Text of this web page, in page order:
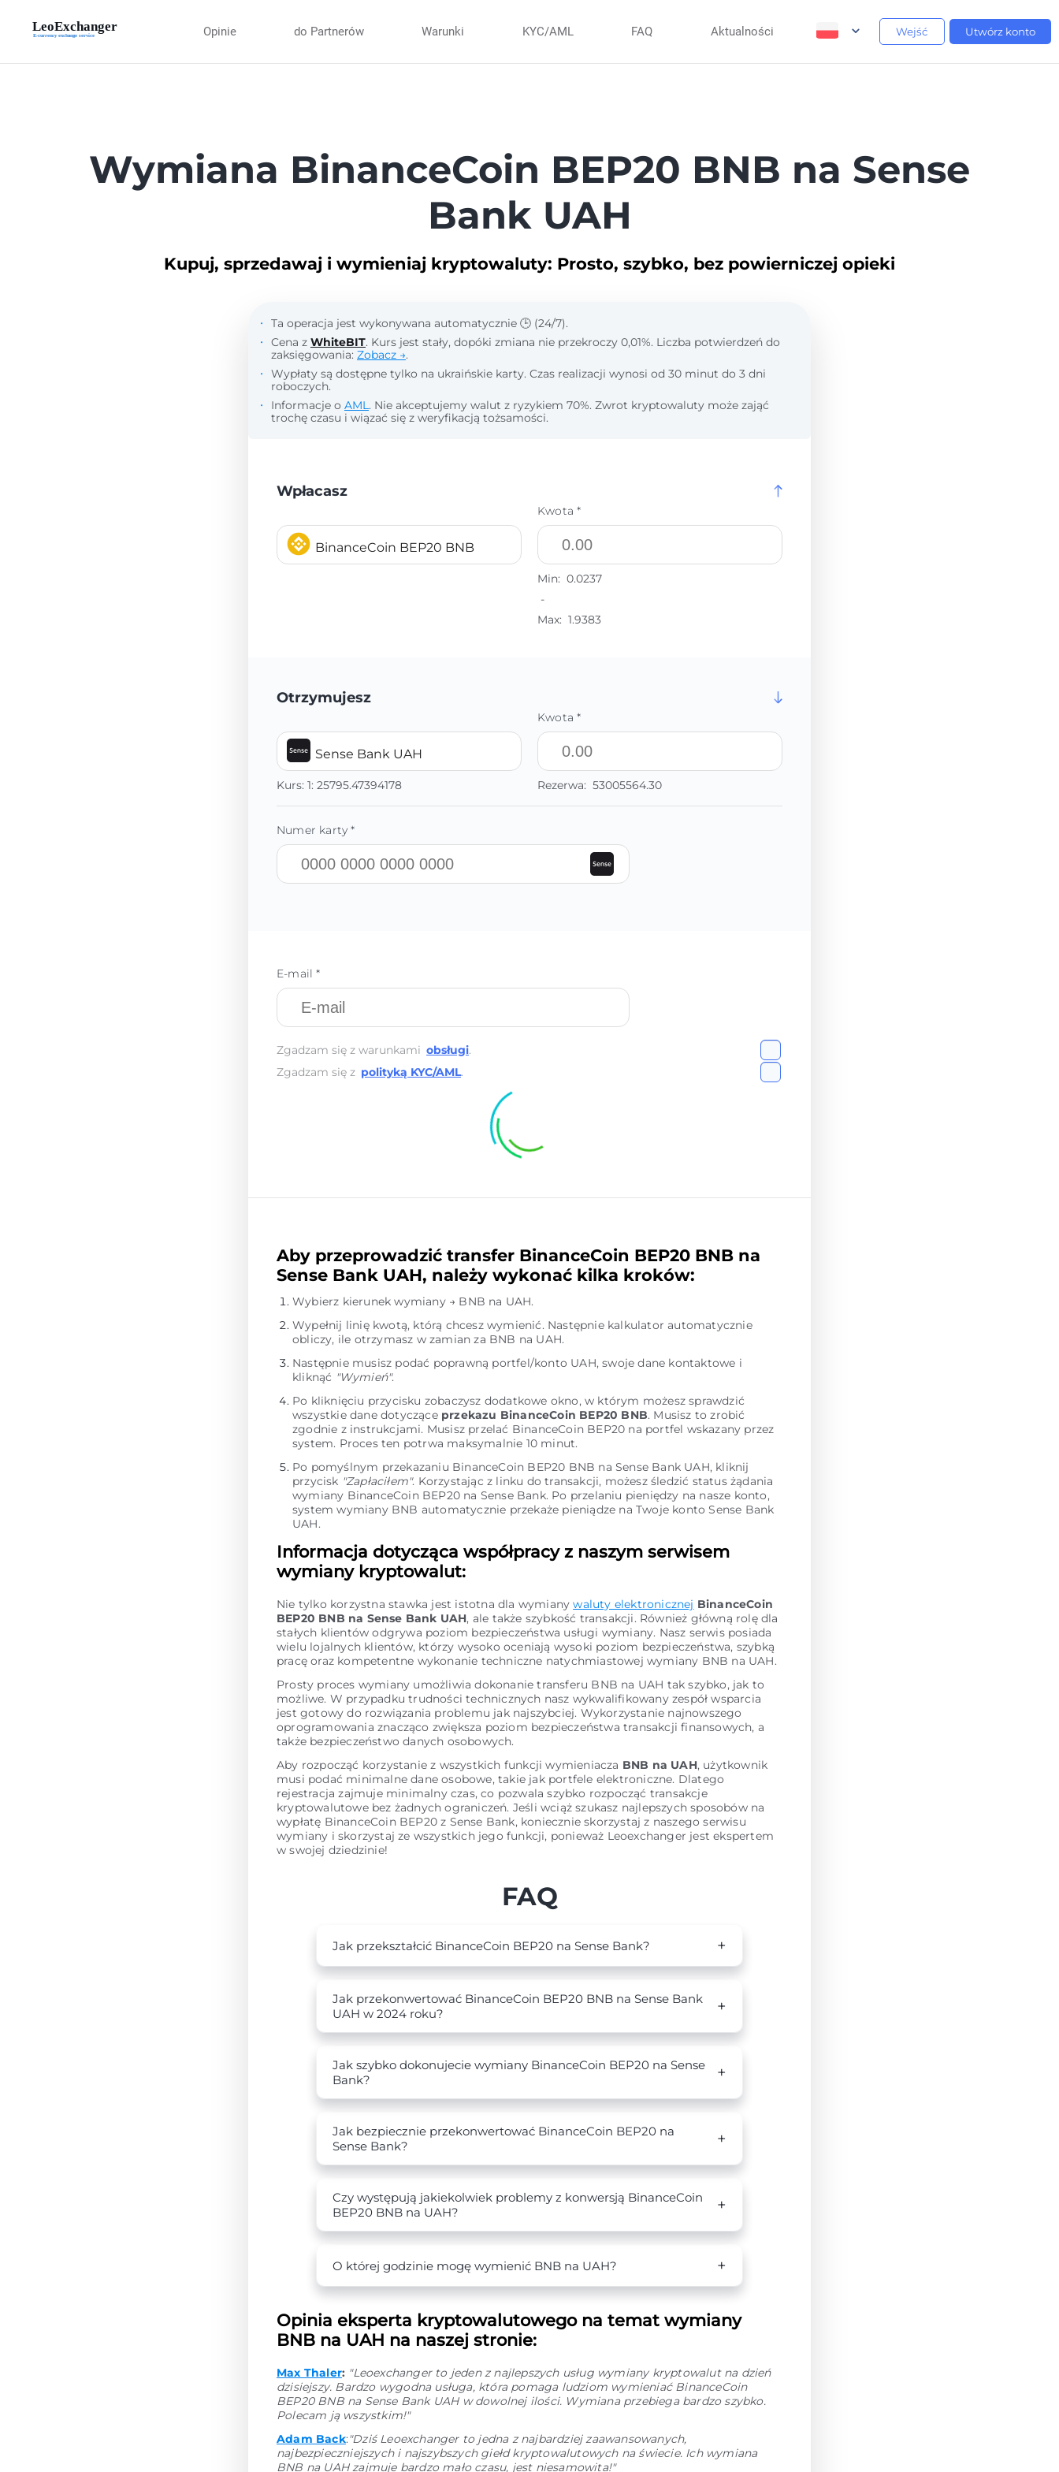
Opinie do Partnerów Warunki KYC/AML FAQ Aktualności Wejść Utwórz konto
Wymiana BinanceCoin BEP20 BNB na Sense
Bank UAH
Kupuj, sprzedawaj i wymieniaj kryptowaluty: Prosto, szybko, bez powierniczej opieki
Ta operacja jest wykonywana automatycznie 🕒 (24/7).
Cena z WhiteBIT. Kurs jest stały, dopóki zmiana nie przekroczy 0,01%. Liczba potwierdzeń do
zaksięgowania: Zobacz →.
Wypłaty są dostępne tylko na ukraińskie karty. Czas realizacji wynosi od 30 minut do 3 dni
roboczych.
Informacje o AML. Nie akceptujemy walut z ryzykiem 70%. Zwrot kryptowaluty może zająć
trochę czasu i wiązać się z weryfikacją tożsamości.
Wpłacasz
BinanceCoin BEP20 BNB
Kwota *
Min: 0.0237
-
Max: 1.9383
Otrzymujesz
Sense Bank UAH
Kurs: 1: 25795.47394178
Kwota *
Rezerwa: 53005564.30
Numer karty *
E-mail *
Zgadzam się z warunkami obsługi.
Zgadzam się z polityką KYC/AML.
Aby przeprowadzić transfer BinanceCoin BEP20 BNB na
Sense Bank UAH, należy wykonać kilka kroków:
Wybierz kierunek wymiany → BNB na UAH.
Wypełnij linię kwotą, którą chcesz wymienić. Następnie kalkulator automatycznie
obliczy, ile otrzymasz w zamian za BNB na UAH.
Następnie musisz podać poprawną portfel/konto UAH, swoje dane kontaktowe i
kliknąć "Wymień".
Po kliknięciu przycisku zobaczysz dodatkowe okno, w którym możesz sprawdzić
wszystkie dane dotyczące przekazu BinanceCoin BEP20 BNB. Musisz to zrobić
zgodnie z instrukcjami. Musisz przelać BinanceCoin BEP20 na portfel wskazany przez
system. Proces ten potrwa maksymalnie 10 minut.
Po pomyślnym przekazaniu BinanceCoin BEP20 BNB na Sense Bank UAH, kliknij
przycisk "Zapłaciłem". Korzystając z linku do transakcji, możesz śledzić status żądania
wymiany BinanceCoin BEP20 na Sense Bank. Po przelaniu pieniędzy na nasze konto,
system wymiany BNB automatycznie przekaże pieniądze na Twoje konto Sense Bank
UAH.
Informacja dotycząca współpracy z naszym serwisem
wymiany kryptowalut:
Nie tylko korzystna stawka jest istotna dla wymianywaluty elektronicznej BinanceCoin
BEP20 BNB na Sense Bank UAH, ale także szybkość transakcji. Również główną rolę dla
stałych klientów odgrywa poziom bezpieczeństwa usługi wymiany. Nasz serwis posiada
wielu lojalnych klientów, którzy wysoko oceniają wysoki poziom bezpieczeństwa, szybką
pracę oraz kompetentne wykonanie techniczne natychmiastowej wymiany BNB na UAH.
Prosty proces wymiany umożliwia dokonanie transferu BNB na UAH tak szybko, jak to
możliwe. W przypadku trudności technicznych nasz wykwalifikowany zespół wsparcia
jest gotowy do rozwiązania problemu jak najszybciej. Wykorzystanie najnowszego
oprogramowania znacząco zwiększa poziom bezpieczeństwa transakcji finansowych, a
także bezpieczeństwo danych osobowych.
Aby rozpocząć korzystanie z wszystkich funkcji wymieniacza BNB na UAH, użytkownik
musi podać minimalne dane osobowe, takie jak portfele elektroniczne. Dlatego
rejestracja zajmuje minimalny czas, co pozwala szybko rozpocząć transakcje
kryptowalutowe bez żadnych ograniczeń. Jeśli wciąż szukasz najlepszych sposobów na
wypłatę BinanceCoin BEP20 z Sense Bank, koniecznie skorzystaj z naszego serwisu
wymiany i skorzystaj ze wszystkich jego funkcji, ponieważ Leoexchanger jest ekspertem
w swojej dziedzinie!
FAQ
Jak przekształcić BinanceCoin BEP20 na Sense Bank?
Jak przekonwertować BinanceCoin BEP20 BNB na Sense Bank
UAH w 2024 roku?
Jak szybko dokonujecie wymiany BinanceCoin BEP20 na Sense
Bank?
Jak bezpiecznie przekonwertować BinanceCoin BEP20 na
Sense Bank?
Czy występują jakiekolwiek problemy z konwersją BinanceCoin
BEP20 BNB na UAH?
O której godzinie mogę wymienić BNB na UAH?
Opinia eksperta kryptowalutowego na temat wymiany
BNB na UAH na naszej stronie:
Max Thaler: "Leoexchanger to jeden z najlepszych usług wymiany kryptowalut na dzień
dzisiejszy. Bardzo wygodna usługa, która pomaga ludziom wymieniać BinanceCoin
BEP20 BNB na Sense Bank UAH w dowolnej ilości. Wymiana przebiega bardzo szybko.
Polecam ją wszystkim!"
Adam Back:"Dziś Leoexchanger to jedna z najbardziej zaawansowanych,
najbezpieczniejszych i najszybszych giełd kryptowalutowych na świecie. Ich wymiana
BNB na UAH zajmuje bardzo mało czasu, jest niesamowita!"